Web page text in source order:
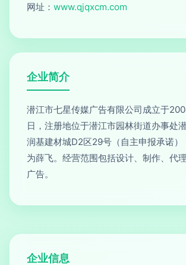
网址： www.qjqxcm.com
企业简介
潜江市七星传媒广告有限公司成立于
日，注册地位于潜江市园林街道办事处
润基建材城D2区29号（自主申报承诺）
为薛飞。经营范围包括设计、制作、代
广告。
企业信息